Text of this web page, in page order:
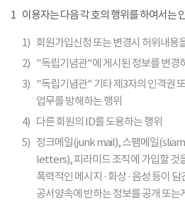
1 이용자는 다음 각 호의 행위를 하여서는
1) 회원가입신청 또는 변경시 허위내용
2) "독립기념관"에 게시된 정보를 변경
3) "독립기념관" 기타 제3자의 인격권
업무를 방해하는 행위
4) 다른 회원의 ID를 도용하는 행위
5) 정크메일(junk mail), 스팸메일
letters), 피라미드 조직에 가입할 것
폭력적인 메시지 · 화상 · 음성 등이
공서양속에 반하는 정보를 공개 또는